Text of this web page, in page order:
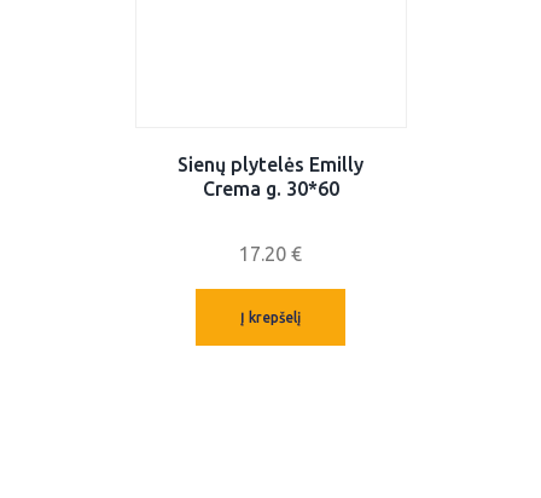
Sienų plytelės Emilly
Crema g. 30*60
17.20 €
Į krepšelį